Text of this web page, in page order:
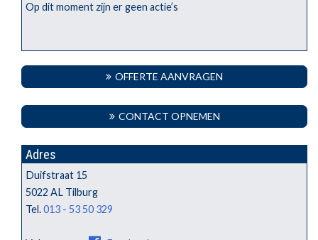
Op dit moment zijn er geen actie’s
OFFERTE AANVRAGEN
CONTACT OPNEMEN
Adres
Duifstraat 15
5022 AL Tilburg
Tel.013 - 53 50 329